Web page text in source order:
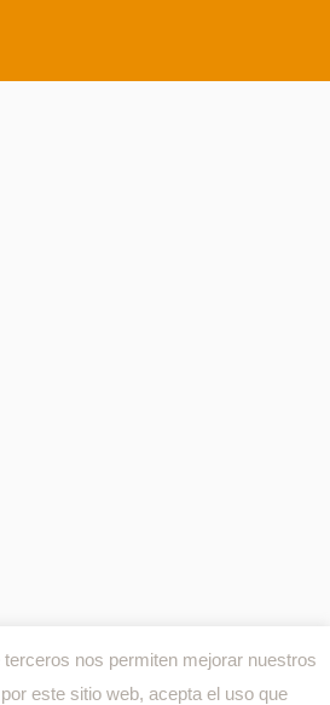
nos permiten mejorar nuestros
este sitio web, acepta el uso que